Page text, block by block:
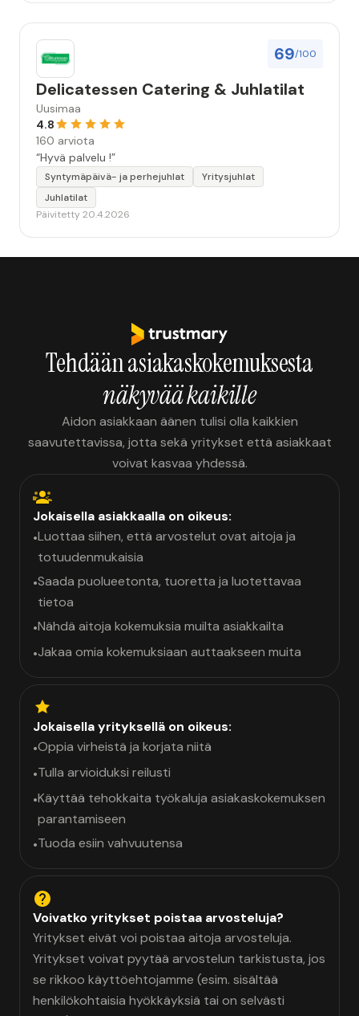
69/100
Delicatessen Catering & Juhlatilat
Uusimaa
4.8
160 arviota
“Hyvä palvelu !”
Syntymäpäivä- ja perhejuhlat
Yritysjuhlat
Juhlatilat
Päivitetty 20.4.2026
Tehdään asiakaskokemuksesta
näkyvää kaikille
Aidon asiakkaan äänen tulisi olla kaikkien
saavutettavissa, jotta sekä yritykset että asiakkaat
voivat kasvaa yhdessä.
Jokaisella asiakkaalla on oikeus:
•Luottaa siihen, että arvostelut ovat aitoja ja
totuudenmukaisia
•Saada puolueetonta, tuoretta ja luotettavaa
tietoa
•Nähdä aitoja kokemuksia muilta asiakkailta
•Jakaa omia kokemuksiaan auttaakseen muita
Jokaisella yrityksellä on oikeus:
•Oppia virheistä ja korjata niitä
•Tulla arvioiduksi reilusti
•Käyttää tehokkaita työkaluja asiakaskokemuksen
parantamiseen
•Tuoda esiin vahvuutensa
Voivatko yritykset poistaa arvosteluja?
Yritykset eivät voi poistaa aitoja arvosteluja.
Yritykset voivat pyytää arvostelun tarkistusta, jos
se rikkoo käyttöehtojamme (esim. sisältää
henkilökohtaisia hyökkäyksiä tai on selvästi